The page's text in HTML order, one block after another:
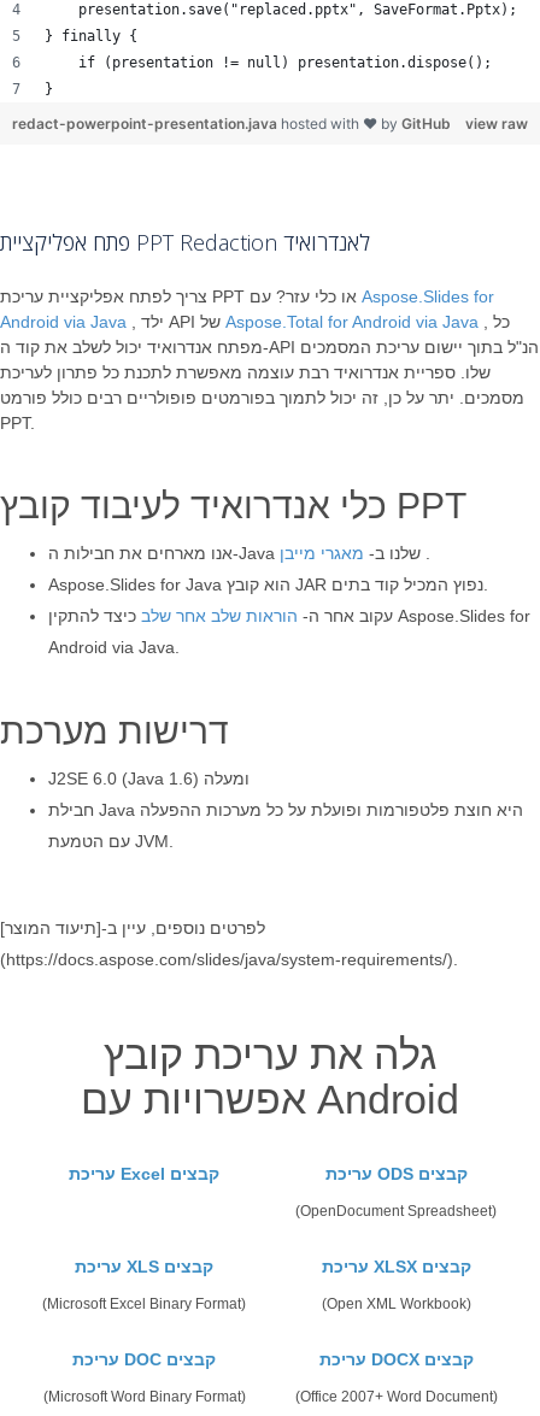
    presentation.save("replaced.pptx", SaveFormat.Pptx);
} finally {
    if (presentation != null) presentation.dispose();
}
view raw
redact-powerpoint-presentation.java hosted with ❤ by GitHub
פתח אפליקציית PPT Redaction לאנדרואיד
Aspose.Slides for
Android via Java
Aspose.Total for Android via Java
מפתח אנדרואיד יכול לשלב את קוד ה-API הנ"ל בתוך יישום עריכת המסמכים
שלו. ספריית אנדרואיד רבת עוצמה מאפשרת לתכנת כל פתרון לעריכת
מסמכים. יתר על כן, זה יכול לתמוך בפורמטים פופולריים רבים כולל פורמט
PPT.
כלי אנדרואיד לעיבוד קובץ PPT
אנו מארחים את חבילות ה-Java שלנו ב- מאגרי מייבן
עקוב אחר ה- הוראות שלב אחר שלב כיצד להתקין Aspose.Slides for
Android via Java.
דרישות מערכת
J2SE 6.0 (Java 1.6) ומעלה
חבילת Java היא חוצת פלטפורמות ופועלת על כל מערכות ההפעלה
עם הטמעת JVM.
לפרטים נוספים, עיין ב-[תיעוד המוצר]
(https://docs.aspose.com/slides/java/system-requirements/).
גלה את עריכת קובץ
אפשרויות עם Android
עריכת Excel קבצים עריכת ODS קבצים
(OpenDocument Spreadsheet)
עריכת XLS קבצים
(Microsoft Excel Binary Format)
עריכת XLSX קבצים
(Open XML Workbook)
עריכת DOC קבצים
(Microsoft Word Binary Format)
עריכת DOCX קבצים
(Office 2007+ Word Document)